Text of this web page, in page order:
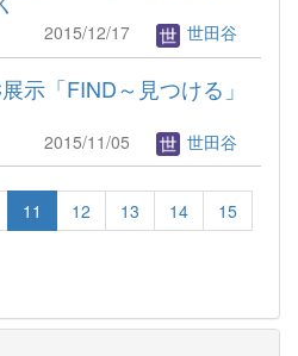
2015/12/17 世田谷
示「FIND～見つける」
2015/11/05 世田谷
11 12 13 14
15